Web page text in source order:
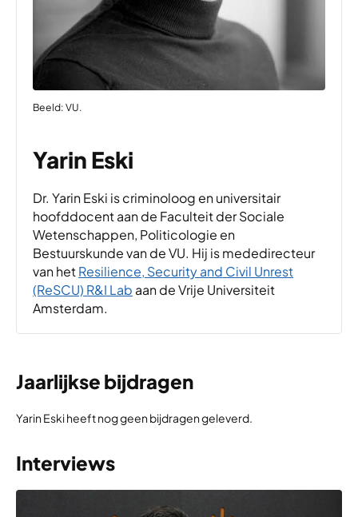
Beeld: VU.
Yarin Eski
Dr. Yarin Eski is criminoloog en universitair
hoofddocentaan de Faculteit der Sociale
Wetenschappen, Politicologie en
Bestuurskunde van de VU. Hij is mededirecteur
van hetResilience, Security and Civil Unrest
(ReSCU) R&I Lab aan de Vrije Universiteit
Amsterdam.
Jaarlijkse bijdragen
Yarin Eski heeft nog geen bijdragen geleverd.
Interviews